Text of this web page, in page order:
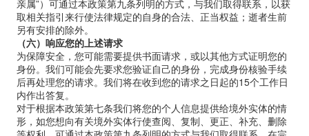
亲属”）可通过本政策第九条列明的方式，与我们取得联系，以获
取相关指引来行使法律规定的自身的合法、正当权益；逝者生前
另有安排的除外。
（六）响应您的上述请求
为保障安全，您可能需要提供书面请求，或以其他方式证明您的
身份。我们可能会先要求您验证自己的身份，完成身份核验手续
后再处理您的请求。我们将在收到您的请求之日起的15个工作日
内作出答复。
对于根据本政策第七条我们将您的个人信息提供给境外实体的情
形，如您想向有关境外实体行使查阅、复制、更正、补充、删除